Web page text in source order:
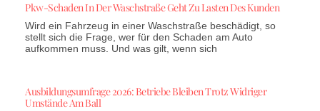
Pkw-Schaden In Der Waschstraße Geht Zu Lasten Des Kunden
Wird ein Fahrzeug in einer Waschstraße beschädigt, so
stellt sich die Frage, wer für den Schaden am Auto
aufkommen muss. Und was gilt, wenn sich
Ausbildungsumfrage 2026: Betriebe Bleiben Trotz Widriger
Umstände Am Ball